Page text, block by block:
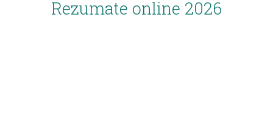
Rezumate online 2026